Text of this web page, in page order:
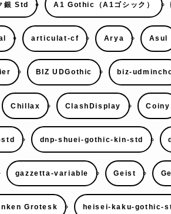
銀 Std A1 Gothic（A1ゴシック）
articulat-cf Arya Asul
BIZ UDGothic biz-
Chillax ClashDisplay Coiny
dnp-shuei-gothic-kin-std
gazzetta-variable Geist
Grotesk heisei-kaku-gothic-